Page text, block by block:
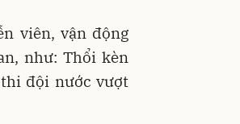
viên, vận động
như: Thổi kèn
thi đội nước vượt